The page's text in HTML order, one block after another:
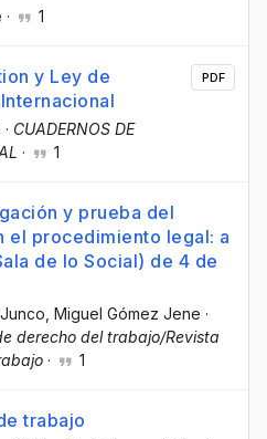
· 1
y Ley de
· CUADERNOS DE
· 1
PDF
y prueba del
el procedimiento legal: a
de lo Social) de 4 de
, Miguel Gómez Jene ·
derecho del trabajo/Revista
· 1
trabajo